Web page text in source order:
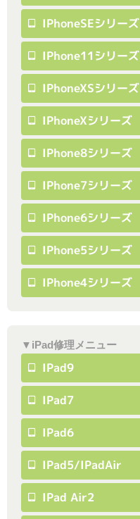
IPhoneSEシリーズ
IPhone11シリーズ
IPhoneXSシリーズ
IPhoneXシリーズ
IPhone8シリーズ
IPhone7シリーズ
IPhone6シリーズ
IPhone5シリーズ
IPhone4シリーズ
▼iPad修理メニュー
IPad9
IPad7
IPad6
IPad5/iPadAir
IPad Air2